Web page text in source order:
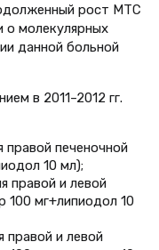
рост МТС
о молекулярных
данной больной
в 2011–2012 гг.
правой печеночной
10 мл);
правой и левой
100 мг+липиодол 10
правой и левой